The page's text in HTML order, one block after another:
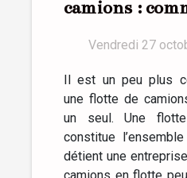
camions :
Vendredi 27
Il est un peu plus
une flotte de
un seul. Une
constitue
détient une